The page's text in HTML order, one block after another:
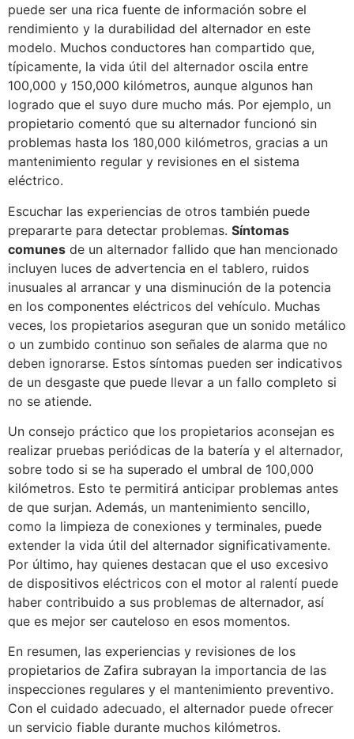
puede ser una rica fuente de información sobre el
rendimiento y la durabilidad del alternador en este
modelo. Muchos conductores han compartido que,
típicamente, la vida útil del alternador oscila entre
100,000 y 150,000 kilómetros, aunque algunos han
logrado que el suyo dure mucho más. Por ejemplo, un
propietario comentó que su alternador funcionó sin
problemas hasta los 180,000 kilómetros, gracias a un
mantenimiento regular y revisiones en el sistema
eléctrico.
Escuchar las experiencias de otros también puede
prepararte para detectar problemas. Síntomas
comunes de un alternador fallido que han mencionado
incluyen luces de advertencia en el tablero, ruidos
inusuales al arrancar y una disminución de la potencia
en los componentes eléctricos del vehículo. Muchas
veces, los propietarios aseguran que un sonido metálico
o un zumbido continuo son señales de alarma que no
deben ignorarse. Estos síntomas pueden ser indicativos
de un desgaste que puede llevar a un fallo completo si
no se atiende.
Un consejo práctico que los propietarios aconsejan es
realizar pruebas periódicas de la batería y el alternador,
sobre todo si se ha superado el umbral de 100,000
kilómetros. Esto te permitirá anticipar problemas antes
de que surjan. Además, un mantenimiento sencillo,
como la limpieza de conexiones y terminales, puede
extender la vida útil del alternador significativamente.
Por último, hay quienes destacan que el uso excesivo
de dispositivos eléctricos con el motor al ralentí puede
haber contribuido a sus problemas de alternador, así
que es mejor ser cauteloso en esos momentos.
En resumen, las experiencias y revisiones de los
propietarios de Zafira subrayan la importancia de las
inspecciones regulares y el mantenimiento preventivo.
Con el cuidado adecuado, el alternador puede ofrecer
un servicio fiable durante muchos kilómetros.